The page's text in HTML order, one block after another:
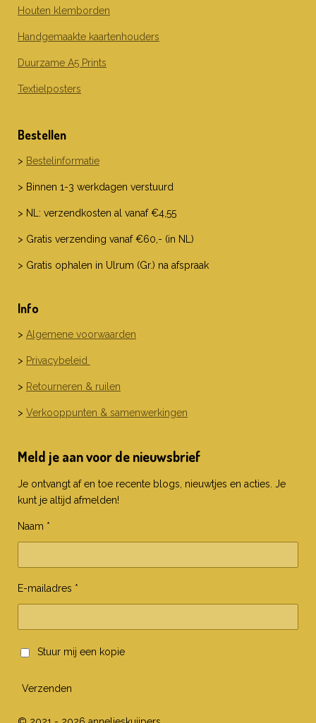
Houten klemborden
Handgemaakte kaartenhouders
Duurzame A5 Prints
Textielposters
Bestellen
> Bestelinformatie
> Binnen 1-3 werkdagen verstuurd
> NL: verzendkosten al vanaf €4,55
> Gratis verzending vanaf €60,- (in NL)
> Gratis ophalen in Ulrum (Gr.) na afspraak
Info
> Algemene voorwaarden
> Privacybeleid
> Retourneren & ruilen
> Verkooppunten & samenwerkingen
Meld je aan voor de nieuwsbrief
Je ontvangt af en toe recente blogs, nieuwtjes en acties. Je
kunt je altijd afmelden!
Naam *
E-mailadres *
Stuur mij een kopie
Verzenden